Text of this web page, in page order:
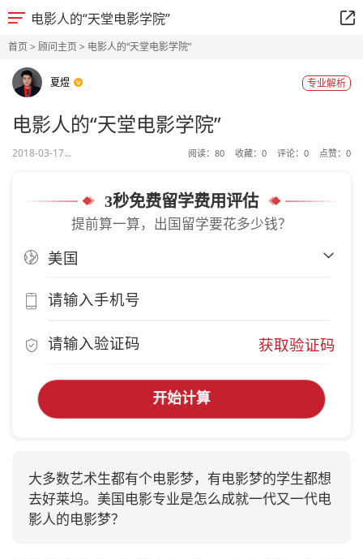
电影人的“天堂电影学院”
首页> 顾问主页> 电影人的“天堂电影学院”
夏煜 专业解析
电影人的“天堂电影学院”
2018-03-17... 阅读： 80 收藏： 0 评论： 0 点赞： 0
3秒免费留学费用评估
提前算一算，出国留学要花多少钱？
获取验证码
开始计算
大多数艺术生都有个电影梦，有电影梦的学生都想
去好莱坞。美国电影专业是怎么成就一代又一代电
影人的电影梦？